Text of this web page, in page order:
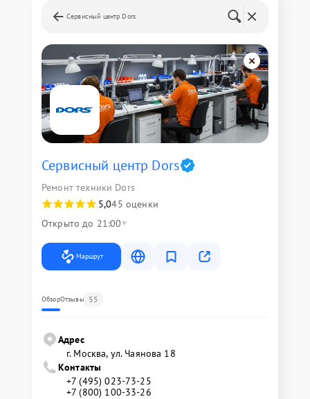
Сервисный центр Dors
Сервисный центр Dors
Ремонт техники Dors
5,045 оценки
Открыто до 21:00
Маршрут
ОбзорОтзывы 55
Адрес
г. Москва, ул. Чаянова 18
Контакты
+7 (495) 023-73-25
+7 (800) 100-33-26